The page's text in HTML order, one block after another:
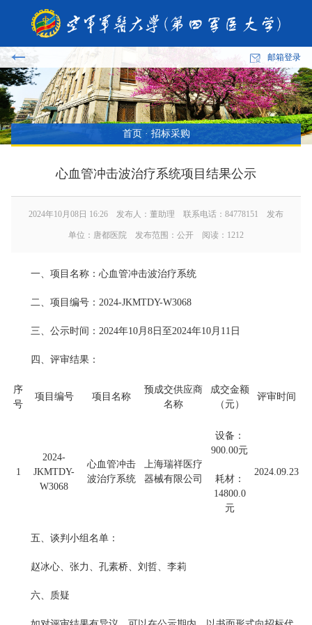
邮箱登录
首页 · 招标采购
心血管冲击波治疗系统项目结果公示
2024年10月08日 16:26 发布人：董助理 联系电话：84778151 发布
单位：唐都医院 发布范围：公开 阅读： 1212
一、项目名称：心血管冲击波治疗系统
二、项目编号：2024-JKMTDY-W3068
三、公示时间：2024年10月8日至2024年10月11日
四、评审结果：
序
号
项目编号 项目名称
预成交供应商
名称
成交金额
（元）
评审时间
1
2024-
JKMTDY-
W3068
心血管冲击
波治疗系统
上海瑞祥医疗
器械有限公司
设备：
900.00元
耗材：
14800.0
元
2024.09.23
五、谈判小组名单：
赵冰心、张力、孔素桥、刘哲、李莉
六、质疑